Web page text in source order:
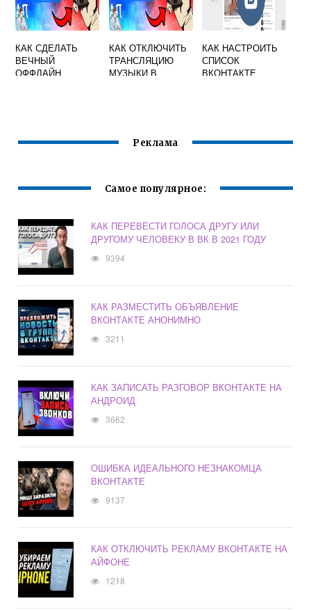
КАК СДЕЛАТЬ
ВЕЧНЫЙ
ОФФЛАЙН
КАК ОТКЛЮЧИТЬ
ТРАНСЛЯЦИЮ
МУЗЫКИ В
КАК НАСТРОИТЬ
СПИСОК
ВКОНТАКТЕ
Реклама
Самое популярное:
КАК ПЕРЕВЕСТИ ГОЛОСА ДРУГУ ИЛИ
ДРУГОМУ ЧЕЛОВЕКУ В ВК В 2021 ГОДУ
9394
КАК РАЗМЕСТИТЬ ОБЪЯВЛЕНИЕ
ВКОНТАКТЕ АНОНИМНО
3211
КАК ЗАПИСАТЬ РАЗГОВОР ВКОНТАКТЕ НА
АНДРОИД
3662
ОШИБКА ИДЕАЛЬНОГО НЕЗНАКОМЦА
ВКОНТАКТЕ
9137
КАК ОТКЛЮЧИТЬ РЕКЛАМУ ВКОНТАКТЕ НА
АЙФОНЕ
1218